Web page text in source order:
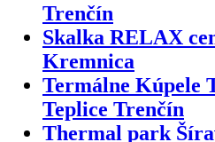
Trenčín
Skalka RELAX
Kremnica
Termálne Kúpele
Teplice Trenčín
Thermal park